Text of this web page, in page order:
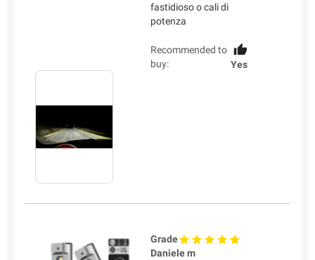
fastidioso o cali di
potenza
Recommended to
buy:
Yes
Grade
Daniele m